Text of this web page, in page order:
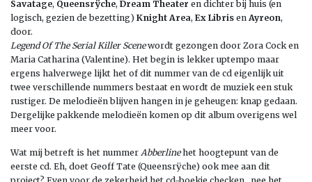
Savatage, Queensrÿche, Dream Theater en dichter bij huis (en
logisch, gezien de bezetting) Knight Area, Ex Libris en Ayreon,
door.
Legend Of The Serial Killer Scenewordt gezongen door Zora Cock en
Maria Catharina (Valentine). Het begin is lekker uptempo maar
ergens halverwege lijkt het of dit nummer van de cd eigenlijk uit
twee verschillende nummers bestaat en wordt de muziek een stuk
rustiger. De melodieën blijven hangen in je geheugen: knap gedaan.
Dergelijke pakkende melodieën komen op dit album overigens wel
meer voor.
Wat mij betreft is het nummer Abberlinehet hoogtepunt van de
eerste cd. Eh, doet Geoff Tate (Queensrÿche) ook mee aan dit